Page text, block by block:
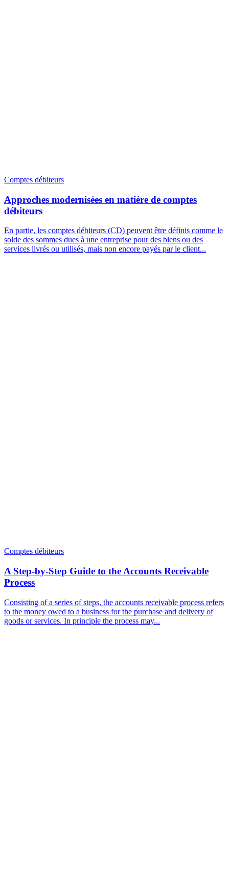
Comptes débiteurs
Approches modernisées en matière de comptes
débiteurs
En partie, les comptes débiteurs (CD) peuvent être définis comme le
solde des sommes dues à une entreprise pour des biens ou des
services livrés ou utilisés, mais non encore payés par le client...
Comptes débiteurs
A Step-by-Step Guide to the Accounts Receivable
Process
Consisting of a series of steps, the accounts receivable process refers
to the money owed to a business for the purchase and delivery of
goods or services. In principle the process may...